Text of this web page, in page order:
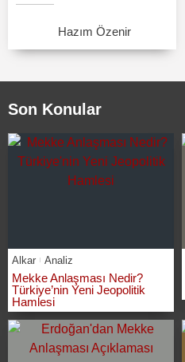
Hazım Özenir
Son Konular
Alkar Analiz
Mekke Anlaşması Nedir?
Türkiye’nin Yeni Jeopolitik
Hamlesi